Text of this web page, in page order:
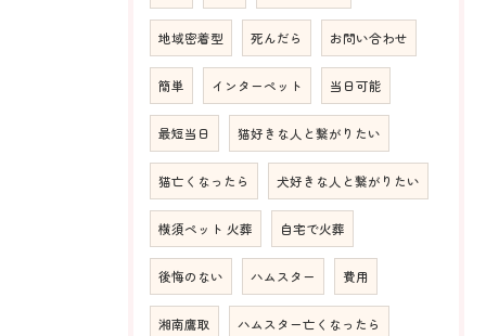
地域密着型 死んだら お問い合わせ
簡単 インターペット 当日可能
最短当日 猫好きな人と繋がりたい
猫亡くなったら 犬好きな人と繋がりたい
横須ペット 火葬 自宅で火葬
後悔のない ハムスター 費用
湘南鷹取 ハムスター亡くなったら